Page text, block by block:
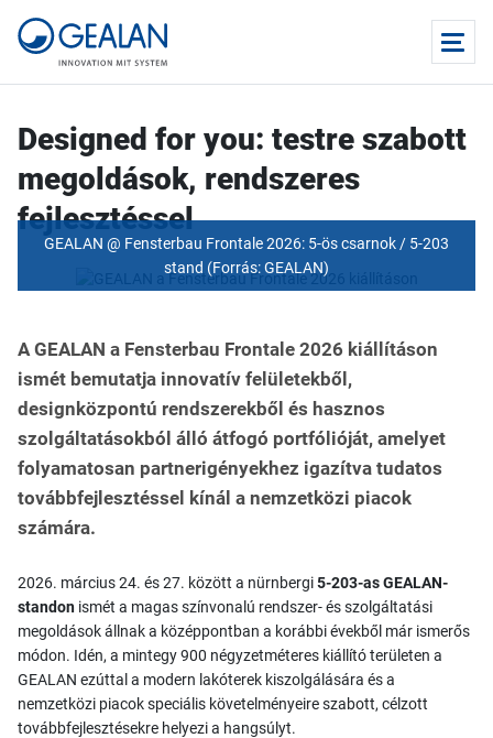
Designed for you: testre szabott
megoldások, rendszeres
fejlesztéssel
GEALAN @ Fensterbau Frontale 2026: 5-ös csarnok / 5-203
stand (Forrás: GEALAN)
A GEALAN a Fensterbau Frontale 2026 kiállításon
ismét bemutatja innovatív felületekből,
designközpontú rendszerekből és hasznos
szolgáltatásokból álló átfogó portfólióját, amelyet
folyamatosan partnerigényekhez igazítva tudatos
továbbfejlesztéssel kínál a nemzetközi piacok
számára.
2026. március 24. és 27. között a nürnbergi5-203-as GEALAN-
standon ismét a magas színvonalú rendszer- és szolgáltatási
megoldások állnak a középpontban a korábbi évekből már ismerős
módon. Idén, a mintegy 900 négyzetméteres kiállító területen a
GEALAN ezúttal a modern lakóterek kiszolgálására és a
nemzetközi piacok speciális követelményeire szabott, célzott
továbbfejlesztésekre helyezi a hangsúlyt.